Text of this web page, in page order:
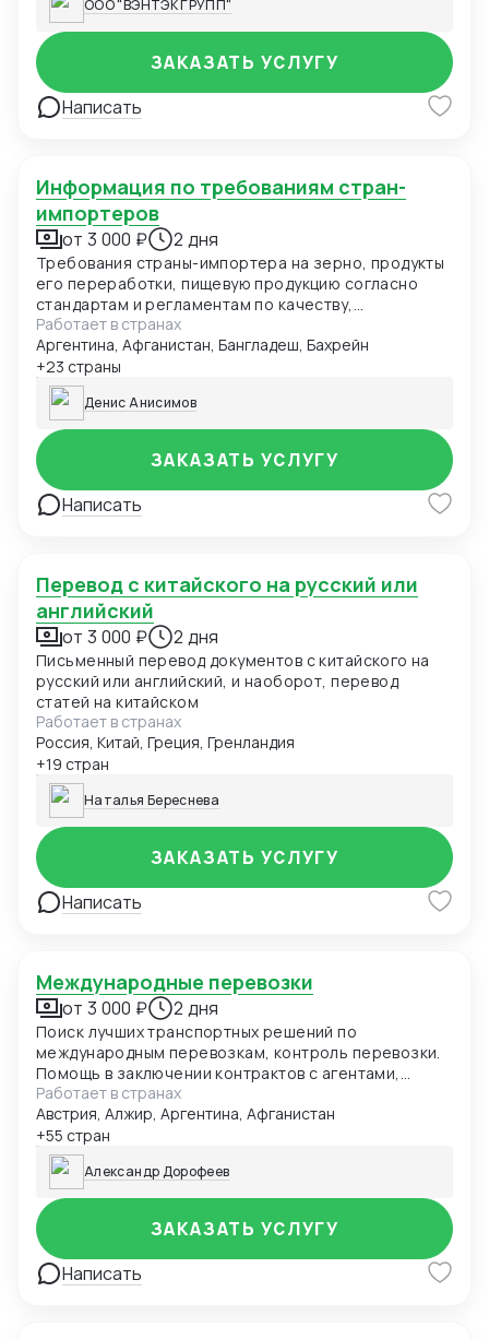
ООО "ВЭНТЭК ГРУПП"
Написать
ЗАКАЗАТЬ УСЛУГУ
Информация по требованиям стран-
импортеров
от 3 000 ₽ 2 дня
Требования страны-импортера на зерно, продукты
его переработки, пищевую продукцию согласно
стандартам и регламентам по качеству,
безопасности и иным требованиям. Данные могут
быть представлены в виде чек-листа, формат Excel,
pdf. Первый заказ бесплатно в рамках специального
предложения.
Работает в странах
Аргентина, Афганистан, Бангладеш, Бахрейн
+23 страны
Денис Анисимов
Написать
ЗАКАЗАТЬ УСЛУГУ
Перевод с китайского на русский или
английский
от 3 000 ₽ 2 дня
Письменный перевод документов с китайского на
русский или английский, и наоборот, перевод
статей на китайском
Работает в странах
Россия, Китай, Греция, Гренландия
+19 стран
Наталья Береснева
Написать
ЗАКАЗАТЬ УСЛУГУ
Международные перевозки
от 3 000 ₽ 2 дня
Поиск лучших транспортных решений по
международным перевозкам, контроль перевозки.
Помощь в заключении контрактов с агентами,
линиями, терминалами, перевозчиками
Работает в странах
Австрия, Алжир, Аргентина, Афганистан
+55 стран
Александр Дорофеев
Написать
ЗАКАЗАТЬ УСЛУГУ